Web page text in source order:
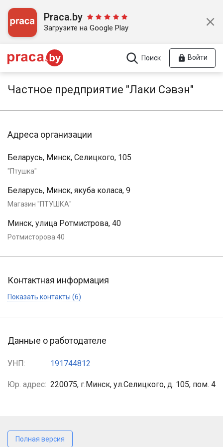
Praca.by
Загрузите на Google Play
Поиск Войти
Частное предприятие "Лаки Сэвэн"
Адреса организации
Беларусь, Минск, Селицкого, 105
"Птушка"
Беларусь, Минск, якуба коласа, 9
Магазин "ПТУШКА"
Минск, улица Ротмистрова, 40
Ротмисторова 40
Контактная информация
Показать контакты (6)
Данные о работодателе
УНП: 191744812
Юр. адрес: 220075, г.Минск, ул.Селицкого, д. 105, пом. 4
Полная версия